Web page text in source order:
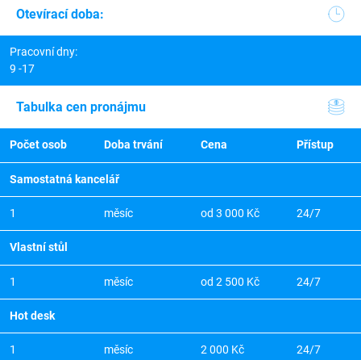
Otevírací doba:
Pracovní dny:
9 -17
Tabulka cen pronájmu
Počet osob Doba trvání Cena Přístup
Samostatná kancelář
1 měsíc od 3 000 Kč 24/7
Vlastní stůl
1 měsíc od 2 500 Kč 24/7
Hot desk
1 měsíc 2 000 Kč 24/7